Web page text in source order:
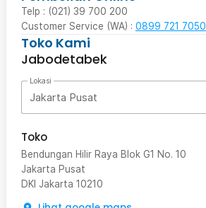
Telp : (021) 39 700 200
Customer Service (WA) : 0899 721 7050
Toko Kami
Jabodetabek
Lokasi
Jakarta Pusat
Toko
Bendungan Hilir Raya Blok G1 No. 10
Jakarta Pusat
DKI Jakarta 10210